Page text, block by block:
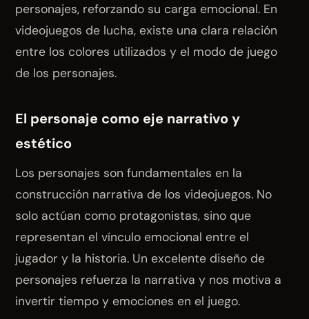
personajes, reforzando su carga emocional. En
videojuegos de lucha, existe una clara relación
entre los colores utilizados y el modo de juego
de los personajes.
El personaje como eje narrativo y
estético
Los personajes son fundamentales en la
construcción narrativa de los videojuegos. No
solo actúan como protagonistas, sino que
representan el vínculo emocional entre el
jugador y la historia. Un excelente diseño de
personajes refuerza la narrativa y nos motiva a
invertir tiempo y emociones en el juego.